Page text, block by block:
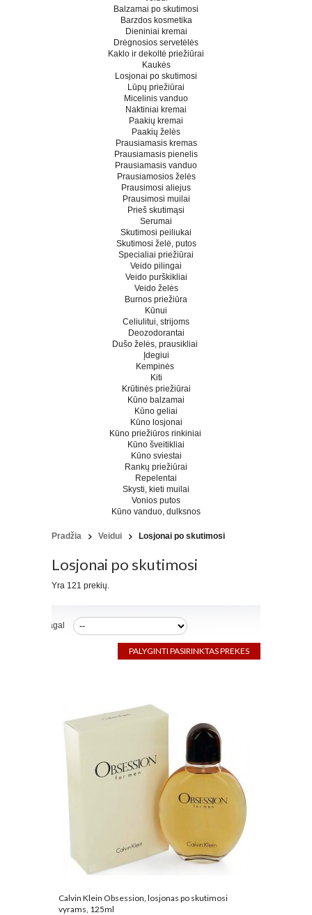
Balzamai po skutimosi
Barzdos kosmetika
Dieniniai kremai
Drėgnosios servetėlės
Kaklo ir dekoltė priežiūrai
Kaukės
Losjonai po skutimosi
Lūpų priežiūrai
Micelinis vanduo
Naktiniai kremai
Paakių kremai
Paakių želės
Prausiamasis kremas
Prausiamasis pienelis
Prausiamasis vanduo
Prausiamosios želės
Prausimosi aliejus
Prausimosi muilai
Prieš skutimąsi
Serumai
Skutimosi peiliukai
Skutimosi želė, putos
Specialiai priežiūrai
Veido pilingai
Veido purškikliai
Veido želės
Burnos priežiūra
Kūnui
Celiulitui, strijoms
Deozodorantai
Dušo želės, prausikliai
Įdegiui
Kempinės
Kiti
Krūtinės priežiūrai
Kūno balzamai
Kūno geliai
Kūno losjonai
Kūno priežiūros rinkiniai
Kūno šveitikliai
Kūno sviestai
Rankų priežiūrai
Repelentai
Skysti, kieti muilai
Vonios putos
Kūno vanduo, dulksnos
Pradžia Veidui Losjonai po skutimosi
Losjonai po skutimosi
Yra 121 prekių.
Rūšiuoti pagal
Calvin Klein Obsession, losjonas po skutimosi
vyrams, 125ml